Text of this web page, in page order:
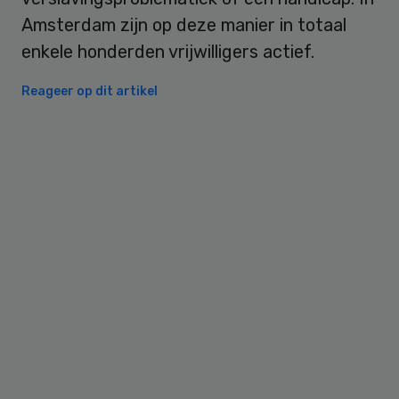
Amsterdam zijn op deze manier in totaal
enkele honderden vrijwilligers actief.
Reageer op dit artikel